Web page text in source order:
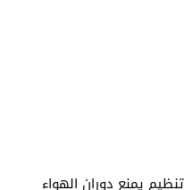
يمنع دوران الهواء